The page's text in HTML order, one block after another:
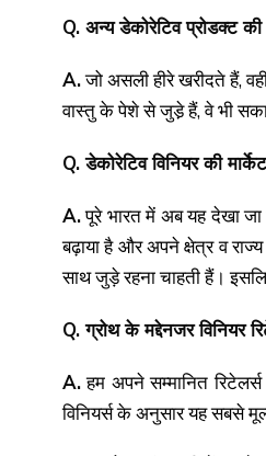
Q. अन्य डेकोरेटिव प्रोडक्ट
A.जो असली हीरे खरीदते हैं,
वास्तु के पेशे से जुडे़ हैं, वे भी
Q. डेकोरेटिव विनियर की
A.पूरे भारत में अब यह देखा
बढ़ाया है और अपने क्षेत्र व
साथ जुड़े रहना चाहती हैं।
Q. ग्रोथ के मद्देनजर विनियर
A.हम अपने सम्मानित
विनियर्स के अनुसार यह सबसे